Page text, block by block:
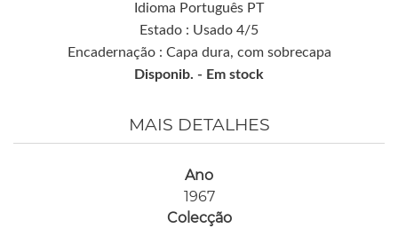
Idioma Português PT
Estado : Usado 4/5
Encadernação : Capa dura, com sobrecapa
Disponib. - Em stock
MAIS DETALHES
Ano
1967
Colecção